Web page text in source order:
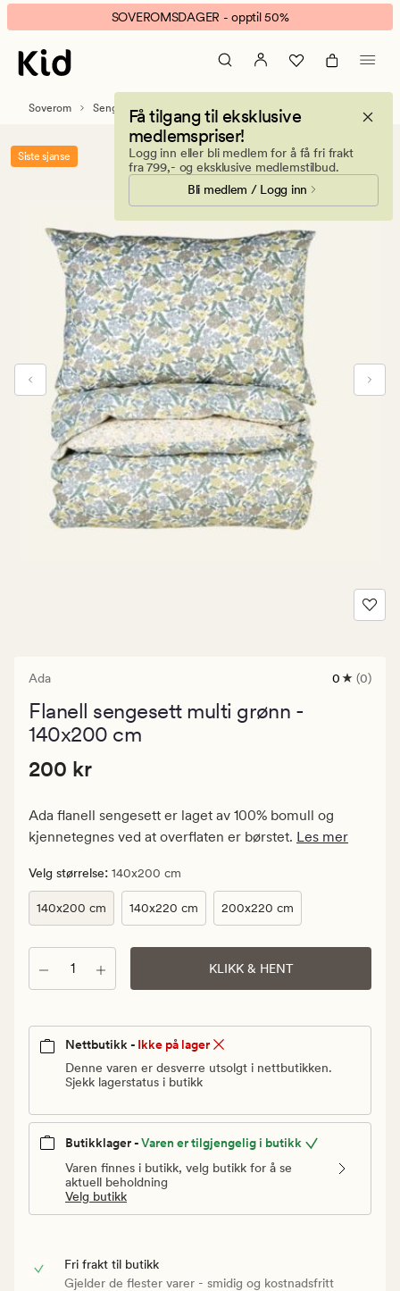
Ada
flanell
sengesett
multi
banner.
Klikk
ESCAPE
pause.
SOVEROMSDAGER - opptil 50%
Få tilgang til eksklusive
medlemspriser!
Logg inn eller bli medlem for å få fri frakt
fra 799,- og eksklusive medlemstilbud.
Bli medlem / Logg inn
Soverom Sengetøy Flanell sengesett
Siste sjanse
Ada
0
0 (0)
Flanell sengesett multi grønn -
140x200 cm
Pris
Vanlig
pris
200
kr
Pris 200 kr
200 kr
Ada flanell sengesett er laget av 100% bomull og
kjennetegnes ved at overflaten er børstet. Les mer
Velg størrelse: 140x200 cm
140x200 cm 140x220 cm 200x220 cm
Antall KLIKK & HENT
Nettbutikk - Ikke på lager
Denne varen er desverre utsolgt i nettbutikken.
Sjekk lagerstatus i butikk
Butikklager -Varen er tilgjengelig i butikk
Varen finnes i butikk, velg butikk for å se
aktuell beholdning
Velg butikk
Fri frakt til butikk
Gjelder de flester varer - smidig og kostnadsfritt